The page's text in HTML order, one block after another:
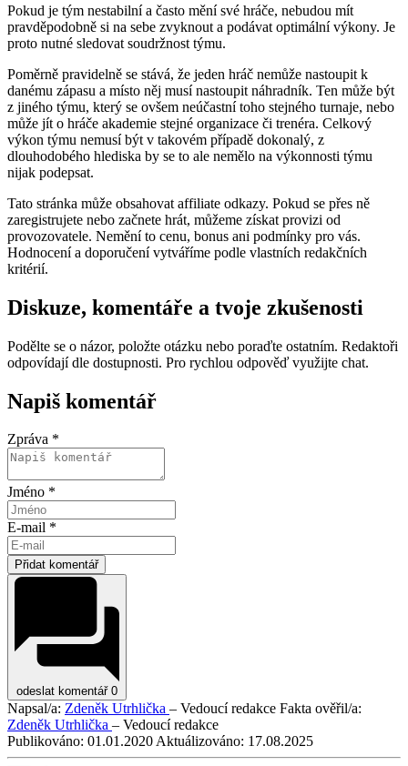
Pokud je tým nestabilní a často mění své hráče, nebudou mít
pravděpodobně si na sebe zvyknout a podávat optimální výkony. Je
proto nutné sledovat soudržnost týmu.
Poměrně pravidelně se stává, že jeden hráč nemůže nastoupit k
danému zápasu a místo něj musí nastoupit náhradník. Ten může být
z jiného týmu, který se ovšem neúčastní toho stejného turnaje, nebo
může jít o hráče akademie stejné organizace či trenéra. Celkový
výkon týmu nemusí být v takovém případě dokonalý, z
dlouhodobého hlediska by se to ale nemělo na výkonnosti týmu
nijak podepsat.
Tato stránka může obsahovat affiliate odkazy. Pokud se přes ně
zaregistrujete nebo začnete hrát, můžeme získat provizi od
provozovatele. Nemění to cenu, bonus ani podmínky pro vás.
Hodnocení a doporučení vytváříme podle vlastních redakčních
kritérií.
Diskuze, komentáře a tvoje zkušenosti
Podělte se o názor, položte otázku nebo poraďte ostatním. Redaktoři
odpovídají dle dostupnosti. Pro rychlou odpověď využijte chat.
Napiš komentář
Zpráva *
Jméno *
E-mail *
Přidat komentář
odeslat komentář 0
Napsal/a: Zdeněk Utrhlička – Vedoucí redakce Fakta ověřil/a:
Zdeněk Utrhlička – Vedoucí redakce
Publikováno: 01.01.2020Aktuálizováno: 17.08.2025